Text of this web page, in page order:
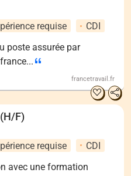
requise
CDI
poste assurée par
francetravail.fr
F)
requise
CDI
avec une formation